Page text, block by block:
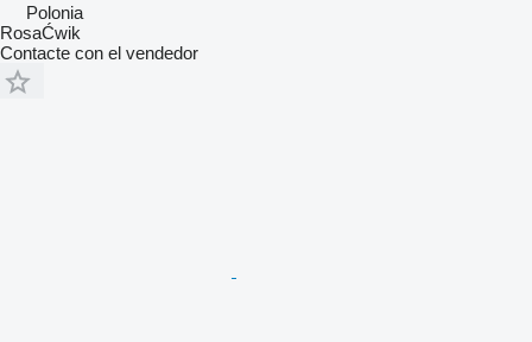
Polonia
RosaĆwik
Contacte con el vendedor